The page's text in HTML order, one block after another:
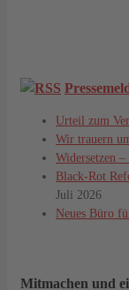
Urteil zum
Wir trauern
Widersetzen
Black-Rot
Juli 2026
Neues Büro
Mitmachen und